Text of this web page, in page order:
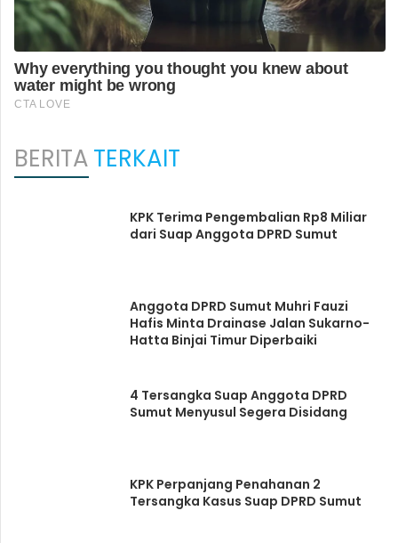
BERITATERKAIT
KPK Terima Pengembalian Rp8 Miliar
dari Suap Anggota DPRD Sumut
Anggota DPRD Sumut Muhri Fauzi
Hafis Minta Drainase Jalan Sukarno-
Hatta Binjai Timur Diperbaiki
4 Tersangka Suap Anggota DPRD
Sumut Menyusul Segera Disidang
KPK Perpanjang Penahanan 2
Tersangka Kasus Suap DPRD Sumut